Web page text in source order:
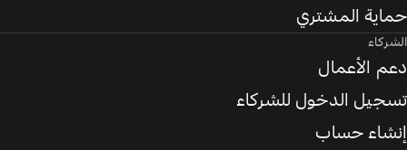
حماية المشتري
الشركاء
دعم الأعمال
تسجيل الدخول للشركاء
إنشاء حساب